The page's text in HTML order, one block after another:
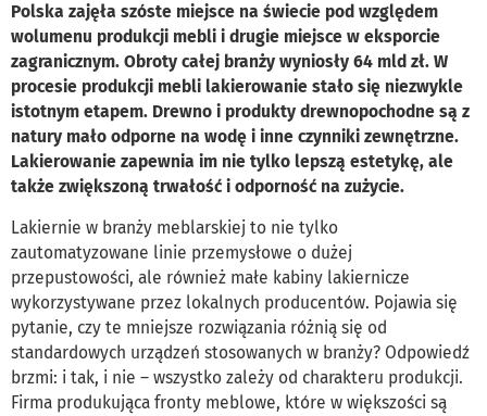
Polska zajęła szóste miejsce na świecie pod względem
wolumenu produkcji mebli i drugie miejsce w eksporcie
zagranicznym. Obroty całej branży wyniosły 64 mld zł. W
procesie produkcji mebli lakierowanie stało się niezwykle
istotnym etapem. Drewno i produkty drewnopochodne są z
natury mało odporne na wodę i inne czynniki zewnętrzne.
Lakierowanie zapewnia im nie tylko lepszą estetykę, ale
także zwiększoną trwałość i odporność na zużycie.
Lakiernie w branży meblarskiej to nie tylko
zautomatyzowane linie przemysłowe o dużej
przepustowości, ale również małe kabiny lakiernicze
wykorzystywane przez lokalnych producentów. Pojawia się
pytanie, czy te mniejsze rozwiązania różnią się od
standardowych urządzeń stosowanych w branży? Odpowiedź
brzmi: i tak, i nie – wszystko zależy od charakteru produkcji.
Firma produkująca fronty meblowe, które w większości są